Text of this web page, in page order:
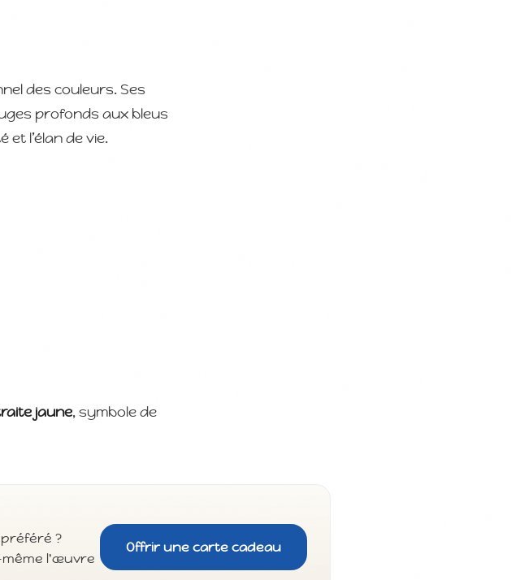
des couleurs. Ses
profonds aux bleus
et l’élan de vie.
jaune, symbole de
?
même l'œuvre
Offrir une carte cadeau